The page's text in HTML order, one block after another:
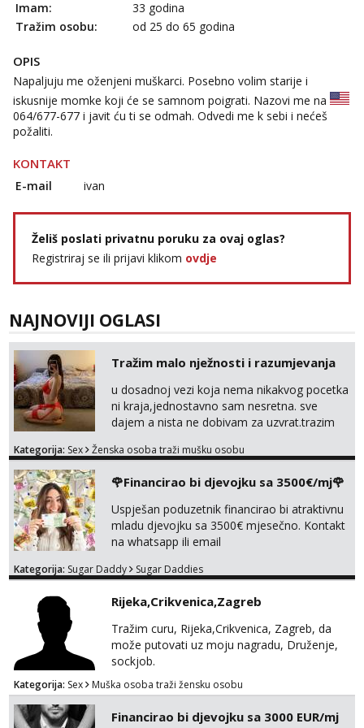
Razgovaram :)
064/677-677 - Kod: #74
Lili
Razgovaram :)
Anđela
tel:0,93€ - mob:1,12€ min
Razgovaram :)
Tel: 064/677-677
tel:0,93€ - mob:1,12€ min
Obavijesti me kada se oslobodi
Imam:
33 godina
Tražim osobu:
od 25 do 65 godina
OPIS
Napaljuju me oženjeni muškarci. Posebno volim starije i
iskusnije momke koji će se samnom poigrati. Nazovi me na
064/677-677 i javit ću ti se odmah. Odvedi me k sebi i nećeš
požaliti.
KONTAKT
E-mail ivan
Želiš poslati privatnu poruku za ovaj oglas?
Registriraj se ili prijavi klikom ovdje
NAJNOVIJI OGLASI
Tražim malo nježnosti i razumjevanja
u dosadnoj vezi koja nema nikakvog pocetka
ni kraja,jednostavno sam nesretna. sve
dajem a nista ne dobivam za uzvrat.trazim
trazim puno samo malo njeznosti i
poljupce po tijelu koji me jako
pale,obozavam kad muskarac preuzme
kontrolu . javi se :) Klikni na link ispod i nadji
me tamo, cekam te!
Kategorija: Sex Ženska osoba traži mušku osobu
🌹Financirao bi djevojku sa 3500€/mj🌹
Uspješan poduzetnik financirao bi atraktivnu
mladu djevojku sa 3500€ mjesečno. Kontakt
na whatsapp ili email
Kategorija: Sugar Daddy Sugar Daddies
Rijeka,Crikvenica,Zagreb
Tražim curu, Rijeka,Crikvenica, Zagreb, da
može putovati uz moju nagradu, Druženje,
sockjob.
Kategorija: Sex Muška osoba traži žensku osobu
Financirao bi djevojku sa 3000 EUR/mj